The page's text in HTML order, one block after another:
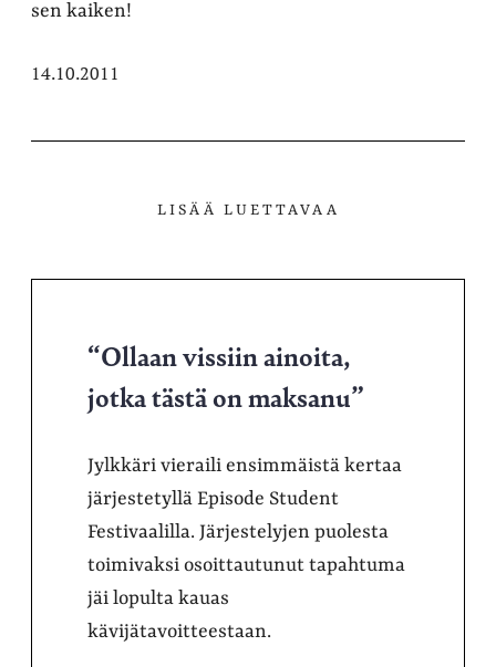
sen kaiken!
14.10.2011
LISÄÄ LUETTAVAA
“Ollaan vissiin ainoita,
jotka tästä on maksanu”
Jylkkäri vieraili ensimmäistä kertaa
järjestetyllä Episode Student
Festivaalilla. Järjestelyjen puolesta
toimivaksi osoittautunut tapahtuma
jäi lopulta kauas
kävijätavoitteestaan.